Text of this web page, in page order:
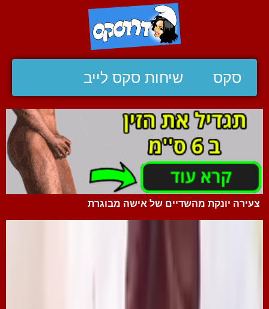
סקס שיחות סקס לייב
צעירה יונקת מהשדיים של אישה מבוגרת